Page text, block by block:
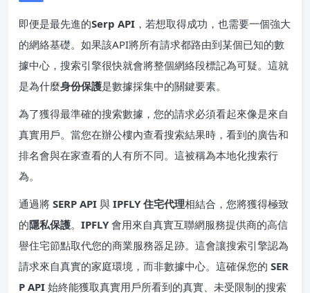
即便是最先進的Serp API ，若想取得成功，也需要一個強大
的網絡基礎。如果該API將所有請求都路由到某個已知的數
據中心，搜索引擎很快就會將整個網絡段標記為可疑。這就
是為什麼身份保護是數據採集中的關鍵要素。
為了獲得最準確的搜索數據，您的請求必須看起來像是來自
真實用戶。當您在辦公樓內查看搜索結果時，看到的廣告和
排名會與在家查看的人有所不同。這被稱為本地化搜索行
為。
通過將 SERP API 與 IPFLY 住宅代理相結合，您將獲得極致
的隱私保護。 IPFLY 會用來自真實互聯網服務提供商的高信
譽住宅節點取代您的商業服務器足跡。這會讓搜索引擎認為
請求來自真實的家庭環境，而非數據中心。這確保您的 SER
P API 始終能獲取真實用戶所看到的真實、未受限制的搜索